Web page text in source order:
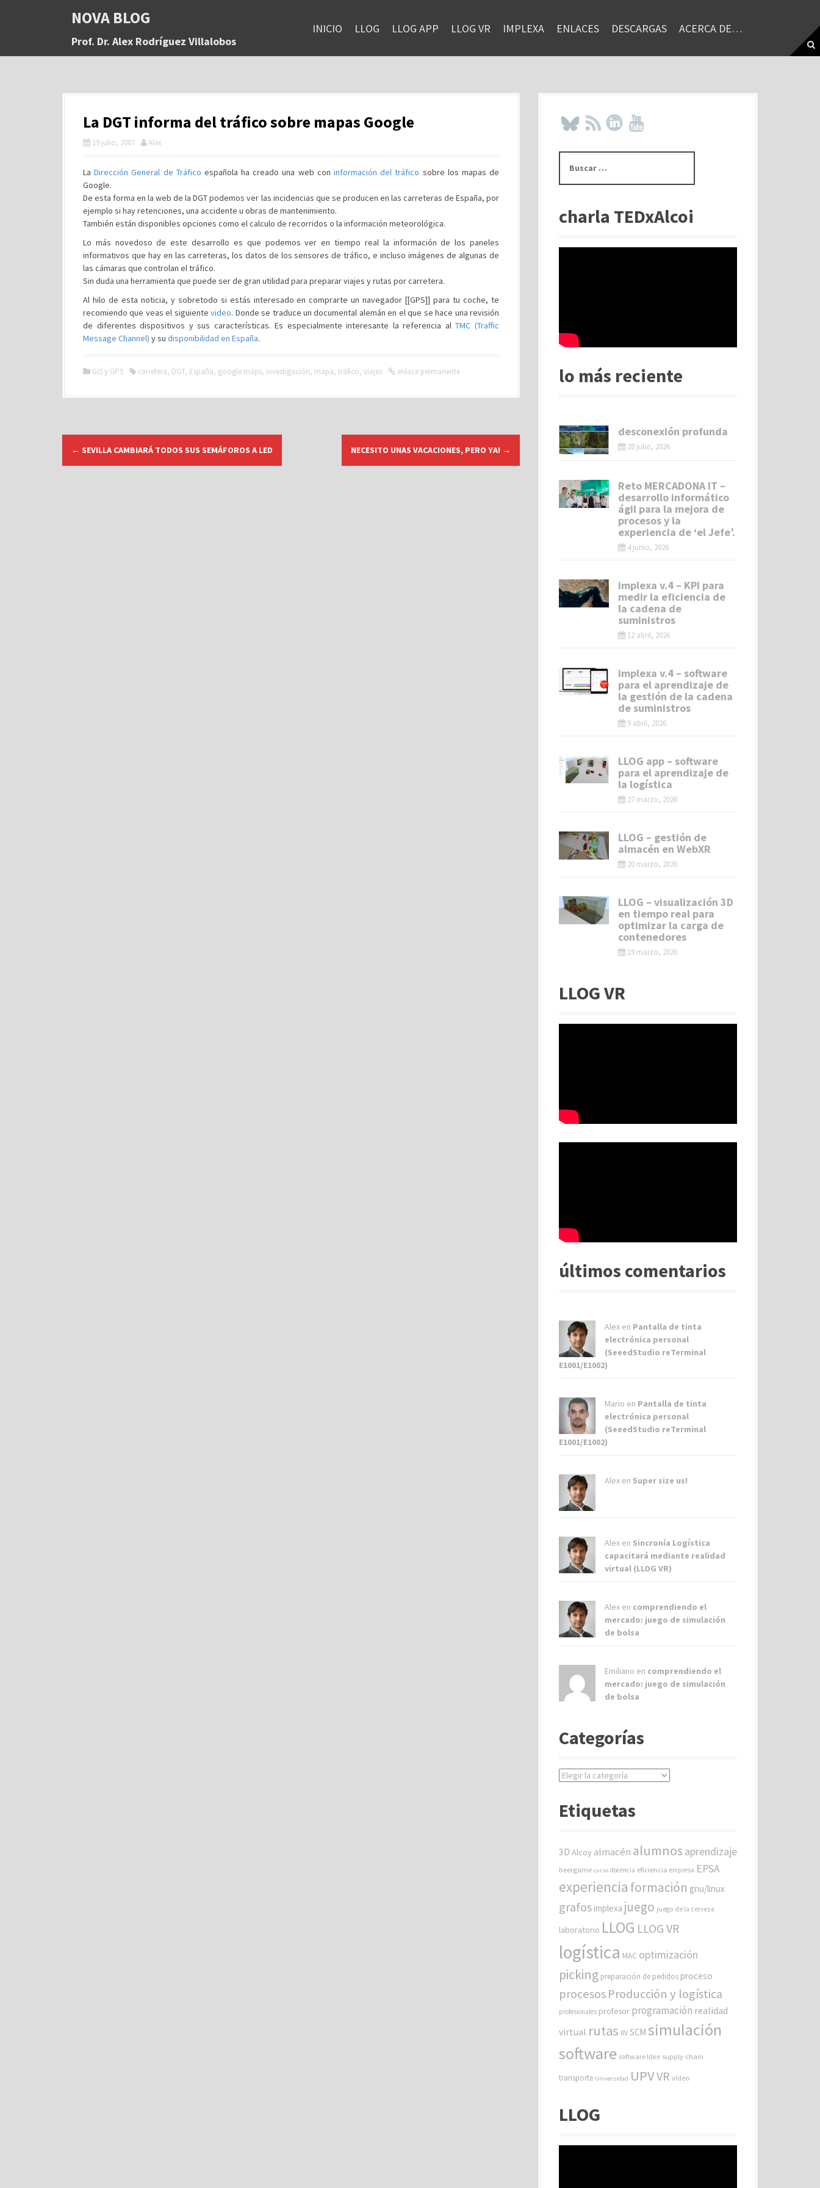
a
NOVA BLOG
Prof. Dr. Alex Rodríguez Villalobos
INICIO LLOG LLOG APP LLOG VR IMPLEXA ENLACES DESCARGAS ACERCA DE…
La DGT informa del tráfico sobre mapas Google
19 julio, 2007 Alex
LaDirección General de Tráfico española ha creado una web con información del tráfico sobre los mapas de
Google.
De esta forma en la web de la DGT podemos ver las incidencias que se producen en las carreteras de España, por
ejemplo si hay retenciones, una accidente u obras de mantenimiento.
También están disponibles opciones como el calculo de recorridos o la información meteorológica.
Lo más novedoso de este desarrollo es que podemos ver en tiempo real la información de los paneles
informativos que hay en las carreteras, los datos de los sensores de tráfico, e incluso imágenes de algunas de
las cámaras que controlan el tráfico.
Sin duda una herramienta que puede ser de gran utilidad para preparar viajes y rutas por carretera.
Al hilo de esta noticia, y sobretodo si estás interesado en comprarte un navegador [[GPS]] para tu coche, te
recomiendo que veas el siguientevideo. Donde se traduce un documental alemán en el que se hace una revisión
de diferentes dispositivos y sus características. Es especialmente interesante la referencia alTMC (Traffic
Message Channel) y su disponibilidad en España.
GIS y GPS carretera, DGT, España, google maps, investigación, mapa, tráfico, viajes enlace permanente
← SEVILLA CAMBIARÁ TODOS SUS SEMÁFOROS A LED NECESITO UNAS VACACIONES, PERO YA! →
s
rcharla TEDxAlcoi
lo más reciente
desconexión profunda
28 julio, 2026
Reto MERCADONA IT –
desarrollo informático
ágil para la mejora de
procesos y la
experiencia de ‘el Jefe’.
4 junio, 2026
implexa v.4 – KPI para
medir la eficiencia de
la cadena de
suministros
12 abril, 2026
implexa v.4 – software
para el aprendizaje de
la gestión de la cadena
de suministros
9 abril, 2026
LLOG app – software
para el aprendizaje de
la logística
27 marzo, 2026
LLOG – gestión de
almacén en WebXR
20 marzo, 2026
LLOG – visualización 3D
en tiempo real para
optimizar la carga de
contenedores
19 marzo, 2026
LLOG VR
últimos comentarios
Alex en Pantalla de tinta
electrónica personal
(SeeedStudio reTerminal
E1001/E1002)
Mario en Pantalla de tinta
electrónica personal
(SeeedStudio reTerminal
E1001/E1002)
Alex en Super size us!
Alex en Sincronía Logística
capacitará mediante realidad
virtual (LLOG VR)
Alex en comprendiendo el
mercado: juego de simulación
de bolsa
Emiliano en comprendiendo el
mercado: juego de simulación
de bolsa
Categorías
C
e
r
s
Etiquetas
3D Alcoy almacén alumnos aprendizaje
beergame curso docencia eficiencia empresa EPSA
experiencia formación gnu/linux
grafos implexa juego juego de la cerveza
laboratorio LLOG LLOG VR
logística MAC optimización
picking preparación de pedidos proceso
procesosProducción y logística
profesionales profesor programación realidad
virtual rutas RV SCM simulación
software software libre supply chain
transporte Universidad UPVVR vídeo
LLOG